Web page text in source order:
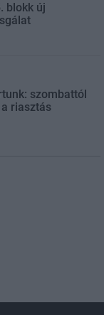
blokk új
szombattól
riasztás